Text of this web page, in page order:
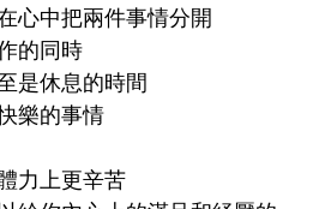
心中把兩件事情分開
的同時
是休息的時間
樂的事情
力上更辛苦